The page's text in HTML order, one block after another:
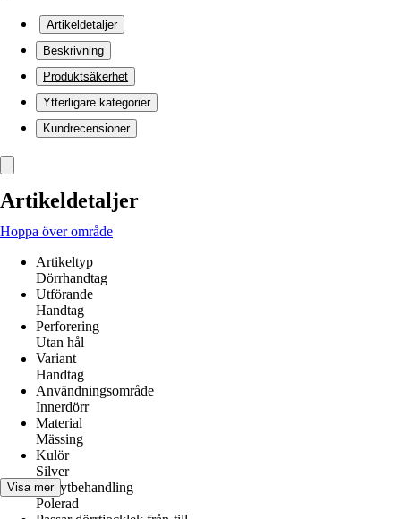
Artikeldetaljer
Beskrivning
Produktsäkerhet
Ytterligare kategorier
Kundrecensioner
Artikeldetaljer
Hoppa över område
Artikeltyp
Dörrhandtag
Utförande
Handtag
Perforering
Utan hål
Variant
Handtag
Användningsområde
Innerdörr
Material
Mässing
Kulör
Silver
Yta/ytbehandling
Polerad
Visa mer